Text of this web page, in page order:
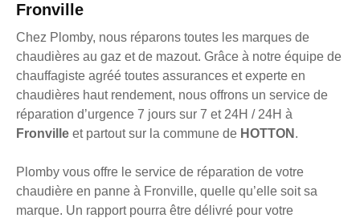
Fronville
Chez Plomby, nous réparons toutes les marques de
chaudières au gaz et de mazout. Grâce à notre équipe de
chauffagiste agréé toutes assurances et experte en
chaudières haut rendement, nous offrons un service de
réparation d’urgence 7 jours sur 7 et 24H / 24H à
Fronville et partout sur la commune de HOTTON .
Plomby vous offre le service de réparation de votre
chaudière en panne à Fronville, quelle qu’elle soit sa
marque. Un rapport pourra être délivré pour votre